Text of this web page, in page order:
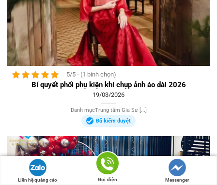
5/5 - (1 bình chọn)
Bí quyết phối phụ kiện khi chụp ảnh áo dài 2026
19/03/2026
Danh mụcTrung tâm Gia Sư [...]
Đã kiểm duyệt
Liên hệ quảng cáo Gọi điện Messenger